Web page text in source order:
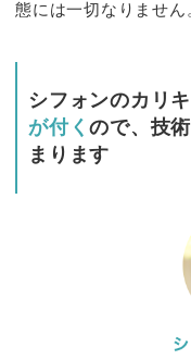
態には一切なりません
シフォンのカリ
が付くので、 技
まります